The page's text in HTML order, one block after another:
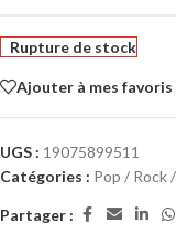
Rupture de stock
Ajouter à mes favoris
UGS : 19075899511
Catégories : Pop / Rock
Partager :